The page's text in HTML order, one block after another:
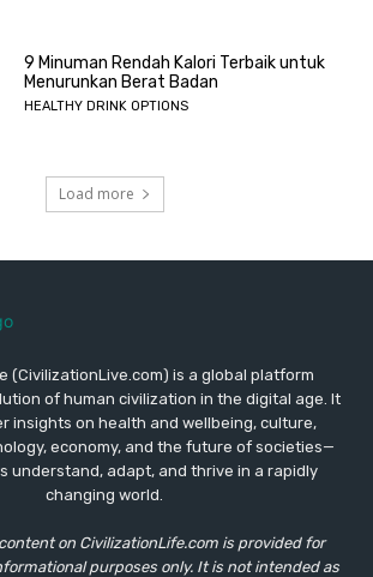
9 Minuman Rendah Kalori Terbaik untuk
Menurunkan Berat Badan
HEALTHY DRINK OPTIONS
Load more
(CivilizationLive.com) is a global platform
of human civilization in the digital age. It
insights on health and wellbeing, culture,
economy, and the future of societies—
understand, adapt, and thrive in a rapidly
changing world.
on CivilizationLife.com is provided for
purposes only. It is not intended as